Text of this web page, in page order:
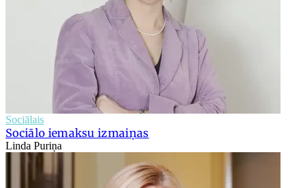
Sociālais
Sociālo iemaksu izmaiņas
Linda Puriņa